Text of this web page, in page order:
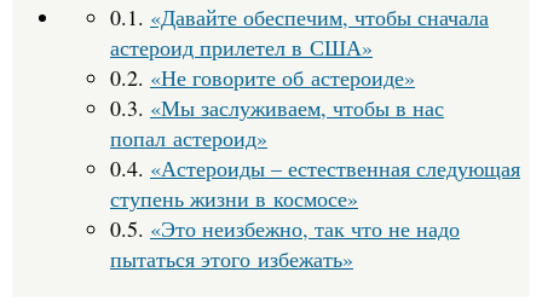
0.1. «Давайте обеспечим, чтобы сначала
астероид прилетел в США»
0.2. «Не говорите об астероиде»
0.3. «Мы заслуживаем, чтобы в нас
попал астероид»
0.4. «Астероиды – естественная следующая
ступень жизни в космосе»
0.5. «Это неизбежно, так что не надо
пытаться этого избежать»